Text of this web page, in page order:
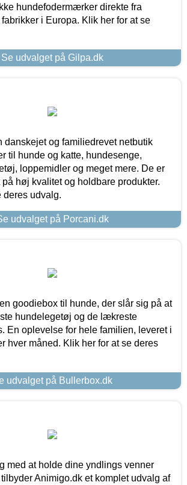
hundefodermærker direkte fra
i Europa. Klik her for at se
Se udvalget på Gilpa.dk
danskejet og familiedrevet netbutik
til hunde og katte, hundesenge,
loppemidler og meget mere. De er
høj kvalitet og holdbare produkter.
deres udvalg.
udvalget på Porcani.dk
goodiebox til hunde, der slår sig på at
hundelegetøj og de lækreste
En oplevelse for hele familien, leveret i
hver måned. Klik her for at se deres
udvalget på Bullerbox.dk
med at holde dine yndlings venner
Animigo.dk et komplet udvalg af